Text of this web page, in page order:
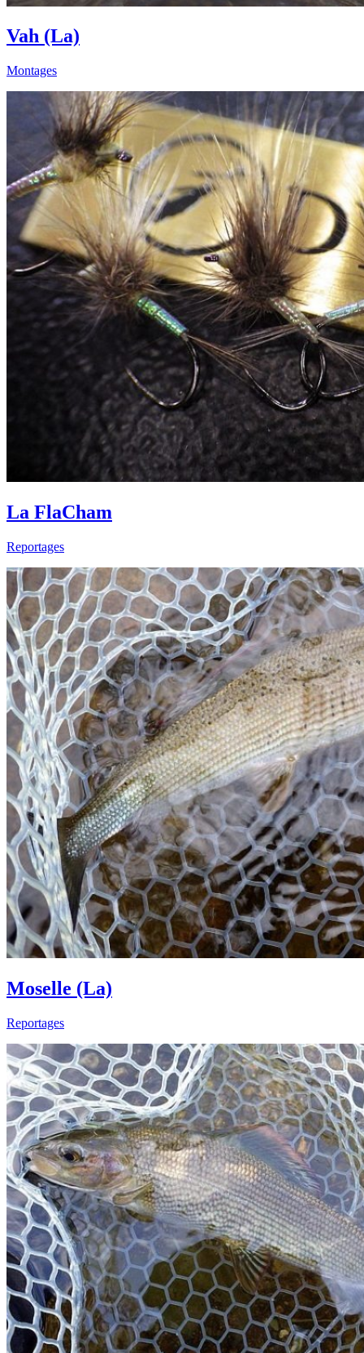
Vah (La)
Montages
La FlaCham
Reportages
Moselle (La)
Reportages